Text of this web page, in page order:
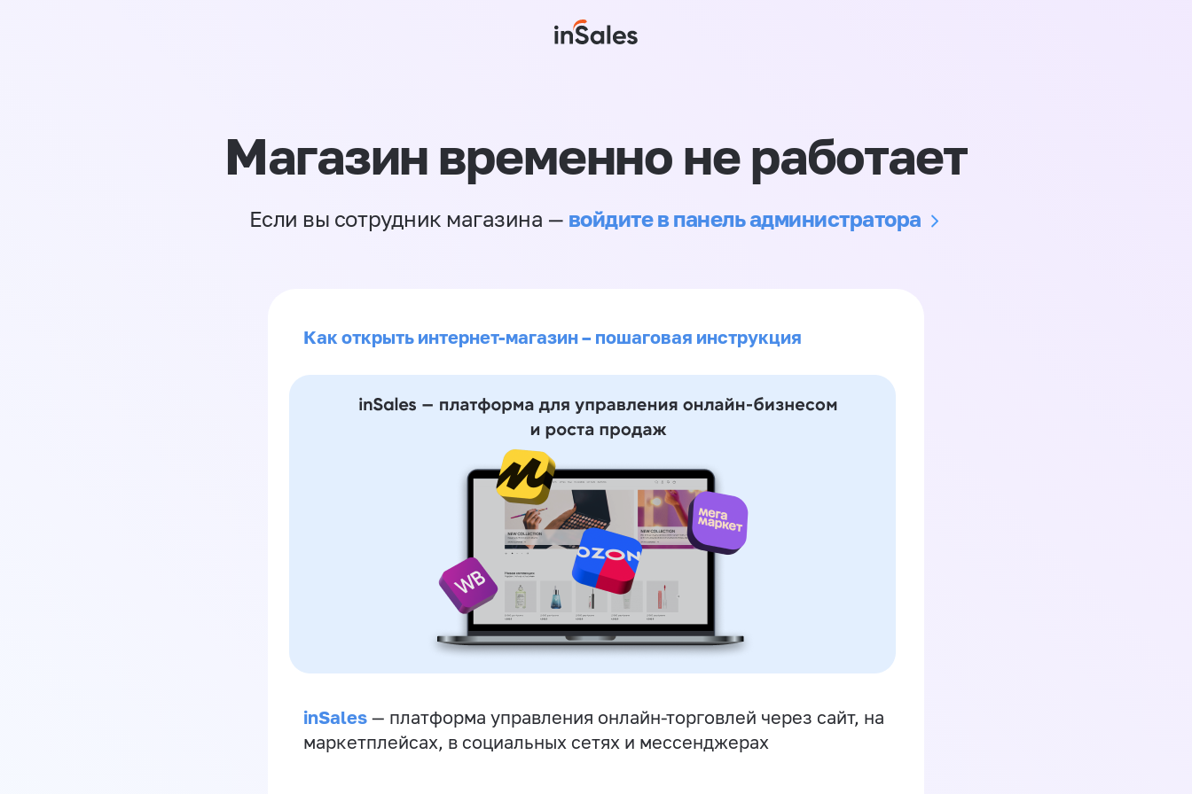
Магазин временно не работает
Если вы сотрудник магазина — войдите в панель администратора
Как открыть интернет-магазин – пошаговая инструкция
inSales — платформа управления онлайн-торговлей через сайт, на
маркетплейсах, в социальных сетях и мессенджерах